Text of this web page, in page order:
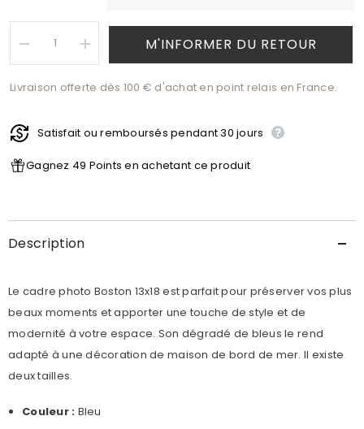
Réduire
la
de
Boston
la
de
M'INFORMER DU RETOUR
Livraison offerte dès 100 € d'achat en point relais en France.
Satisfait ou remboursés pendant 30 jours
Gagnez 49 Points en achetant ce produit
Description
Le cadre photo Boston 13x18 est parfait pour préserver vos plus
beaux moments et apporter une touche de style et de
modernité à votre espace. Son dégradé de bleus le rend
adapté à une décoration de maison de bord de mer. Il existe
deux tailles.
Couleur : Bleu